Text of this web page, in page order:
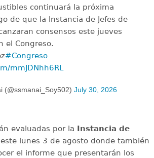
continuará la próxima
de que la Instancia de Jefes de
consensos este jueves
el Congreso.
#Congreso
mmJDNhh6RL
(@ssmanai_Soy502) July 30, 2026
evaluadas por la Instancia de
lunes 3 de agosto donde también
el informe que presentarán los